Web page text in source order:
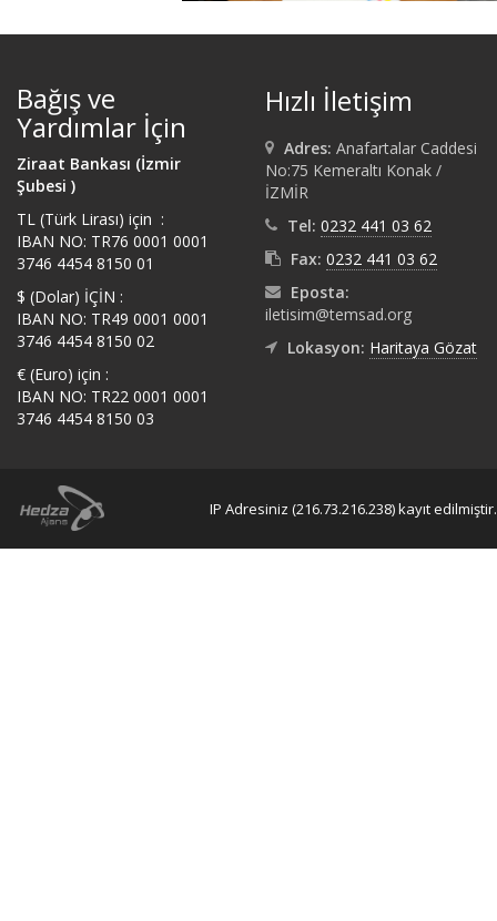
Bağış ve
Yardımlar İçin
Ziraat Bankası (İzmir
Şubesi )
TL (Türk Lirası) için :
IBAN NO: TR76 0001 0001
3746 4454 8150 01
$ (Dolar) İÇİN :
IBAN NO: TR49 0001 0001
3746 4454 8150 02
€ (Euro) için :
IBAN NO: TR22 0001 0001
3746 4454 8150 03
Hızlı İletişim
Adres: Anafartalar Caddesi
No:75 Kemeraltı Konak /
İZMİR
Tel: 0232 441 03 62
Fax: 0232 441 03 62
Eposta:
iletisim@temsad.org
Lokasyon: Haritaya Gözat
IP Adresiniz (216.73.216.238) kayıt edilmiştir.